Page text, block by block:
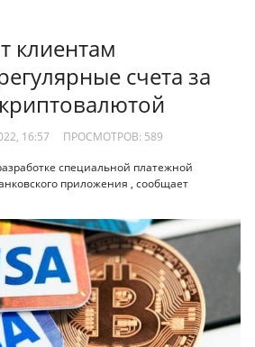
клиентам
счета за
16:57 ПРОСМОТРОВ: 589
специальной платежной
приложения , сообщает